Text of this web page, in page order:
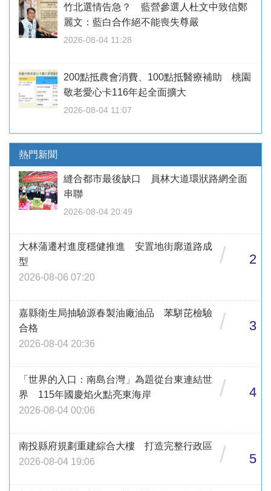
竹北選情告急？ 藍營參選人杜文中致信鄭
麗文：藍白合作絕不能喪失尊嚴
2026-08-04 11:28
200點抵農會消費、100點抵醫療補助 桃園
敬老愛心卡116年起全面擴大
2026-08-04 11:07
熱門新聞
縫合都市最後缺口 員林大道環狀路網全面
串聯
2026-08-04 20:49
大林蒲遷村進度穩健推進 安置地街廓道路成
型
2026-08-06 07:20
/ 2
嘉縣衛生局抽驗源春製油廠油品 苯駢芘檢驗
合格
2026-08-04 20:36
/ 3
「世界的入口：南島台灣」為題從台東連結世
界 115年國慶焰火點亮東海岸
2026-08-04 00:06
/ 4
南投縣府規劃重建綜合大樓 打造完整行政區
2026-08-04 19:06
/ 5